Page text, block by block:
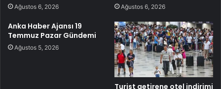
Ağustos 6, 2026 Ağustos 6, 2026
Anka Haber Ajansı 19
Temmuz Pazar Gündemi
Ağustos 5, 2026
Turist getirene otel indirimi